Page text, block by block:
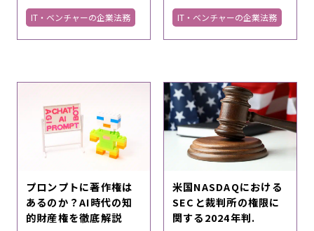
IT・ベンチャーの企業法務 IT・ベンチャーの企業法務
プロンプトに著作権は
あるのか？AI時代の知
的財産権を徹底解説
米国NASDAQにおける
SECと裁判所の権限に
関する2024年判.